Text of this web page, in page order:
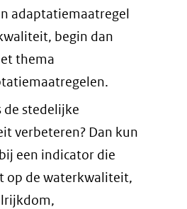
adaptatiemaatregel
begin dan
thema
de stedelijke
verbeteren? Dan kun
een indicator die
op de waterkwaliteit,